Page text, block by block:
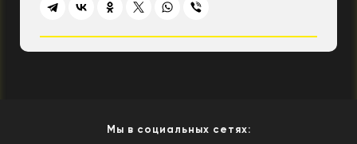
Мы в социальных сетях: